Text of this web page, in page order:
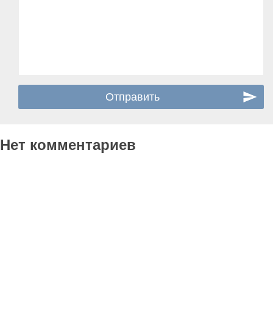
Нет комментариев